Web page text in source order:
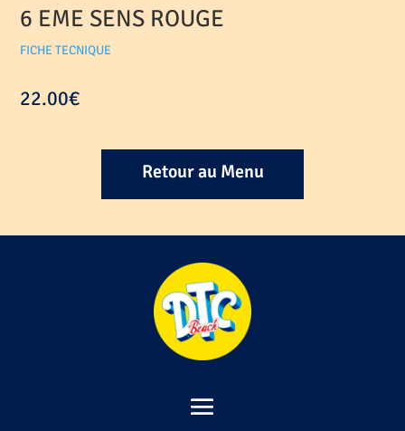
6 EME SENS ROUGE
FICHE TECNIQUE
22.00€
Retour au Menu